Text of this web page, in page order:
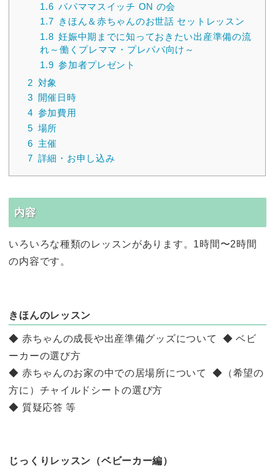
1.6 パパママスイッチ ON の会
1.7 きほん＆赤ちゃんのお世話 セットレッスン
1.8 妊娠中期までに知っておきたい出産準備の流
れ～働くプレママ・プレパパ向け～
1.9 参加者プレゼント
2 対象
3 開催日時
4 参加費用
5 場所
6 主催
7 詳細・お申し込み
内容
いろいろな種類のレッスンがあります。1時間〜2時間
の内容です。
きほんのレッスン
◆ 赤ちゃんの成長や出産準備グッズについて ◆ ベビ
ーカーの選び方
◆ 赤ちゃんのお家の中での居場所について ◆（希望の
方に）チャイルドシートの選び方
◆ 質疑応答 等
じっくりレッスン（ベビーカー編）